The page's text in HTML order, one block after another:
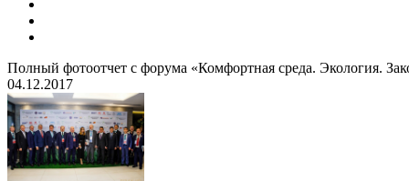
Полный фотоотчет с форума «Комфортная среда. Экология.
04.12.2017